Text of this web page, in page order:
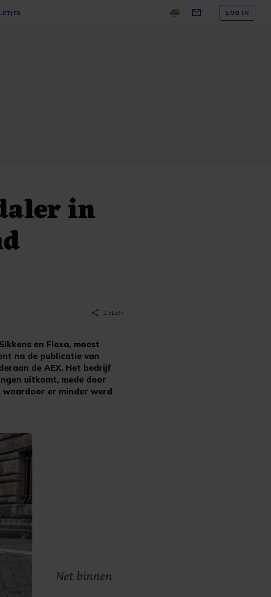
LOG IN
in
en Flexa, moest
na de publicatie van
de AEX. Het bedrijf
uitkomt, mede door
waardoor er minder werd
share DELEN
Net binnen